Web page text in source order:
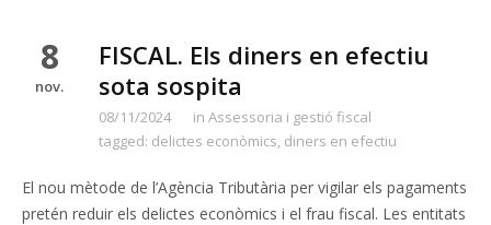
8
nov.
FISCAL. Els diners en efectiu
sota sospita
08/11/2024 in Assessoria i gestió fiscal
tagged: delictes econòmics, diners en efectiu
El nou mètode de l’Agència Tributària per vigilar els pagaments
pretén reduir els delictes econòmics i el frau fiscal. Les entitats